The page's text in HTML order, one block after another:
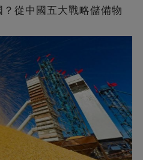
從中國五大戰略儲備物